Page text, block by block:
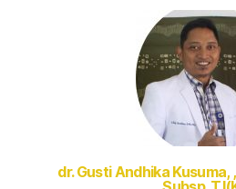
dr. Gusti Andhika Kusuma,